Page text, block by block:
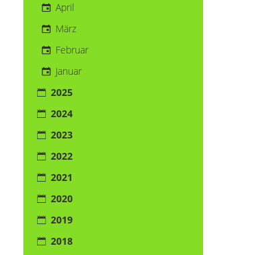
April
März
Februar
Januar
2025
2024
2023
2022
2021
2020
2019
2018